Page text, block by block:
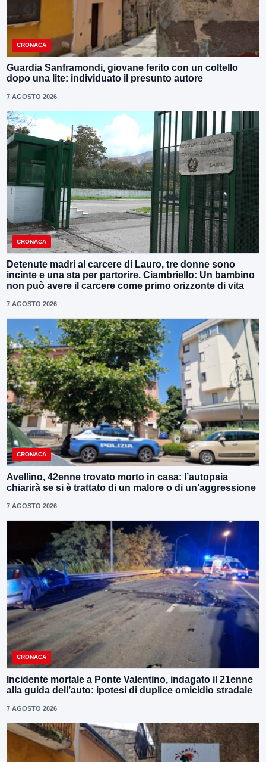
CRONACA
Guardia Sanframondi, giovane ferito con un coltello
dopo una lite: individuato il presunto autore
7 AGOSTO 2026
CRONACA
Detenute madri al carcere di Lauro, tre donne sono
incinte e una sta per partorire. Ciambriello: Un bambino
non può avere il carcere come primo orizzonte di vita
7 AGOSTO 2026
CRONACA
Avellino, 42enne trovato morto in casa: l’autopsia
chiarirà se si è trattato di un malore o di un’aggressione
7 AGOSTO 2026
CRONACA
Incidente mortale a Ponte Valentino, indagato il 21enne
alla guida dell’auto: ipotesi di duplice omicidio stradale
7 AGOSTO 2026